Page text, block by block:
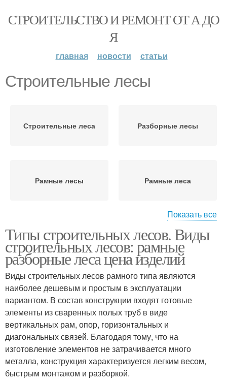
СТРОИТЕЛЬСТВО И РЕМОНТ ОТ А ДО
Я
главная новости статьи
Строительные лесы
Строительные леса Разборные лесы
Рамные лесы Рамные леса
Чашечные лесы Хомутовые лесы
Штыревые лесы Северные лесы
Смешанные лесы Лиственные лесы
Показать все
Типы строительных лесов. Виды
строительных лесов: рамные
разборные леса цена изделий
Виды строительных лесов рамного типа являются
наиболее дешевым и простым в эксплуатации
вариантом. В состав конструкции входят готовые
элементы из сваренных полых труб в виде
вертикальных рам, опор, горизонтальных и
диагональных связей. Благодаря тому, что на
изготовление элементов не затрачивается много
металла, конструкция характеризуется легким весом,
быстрым монтажом и разборкой.